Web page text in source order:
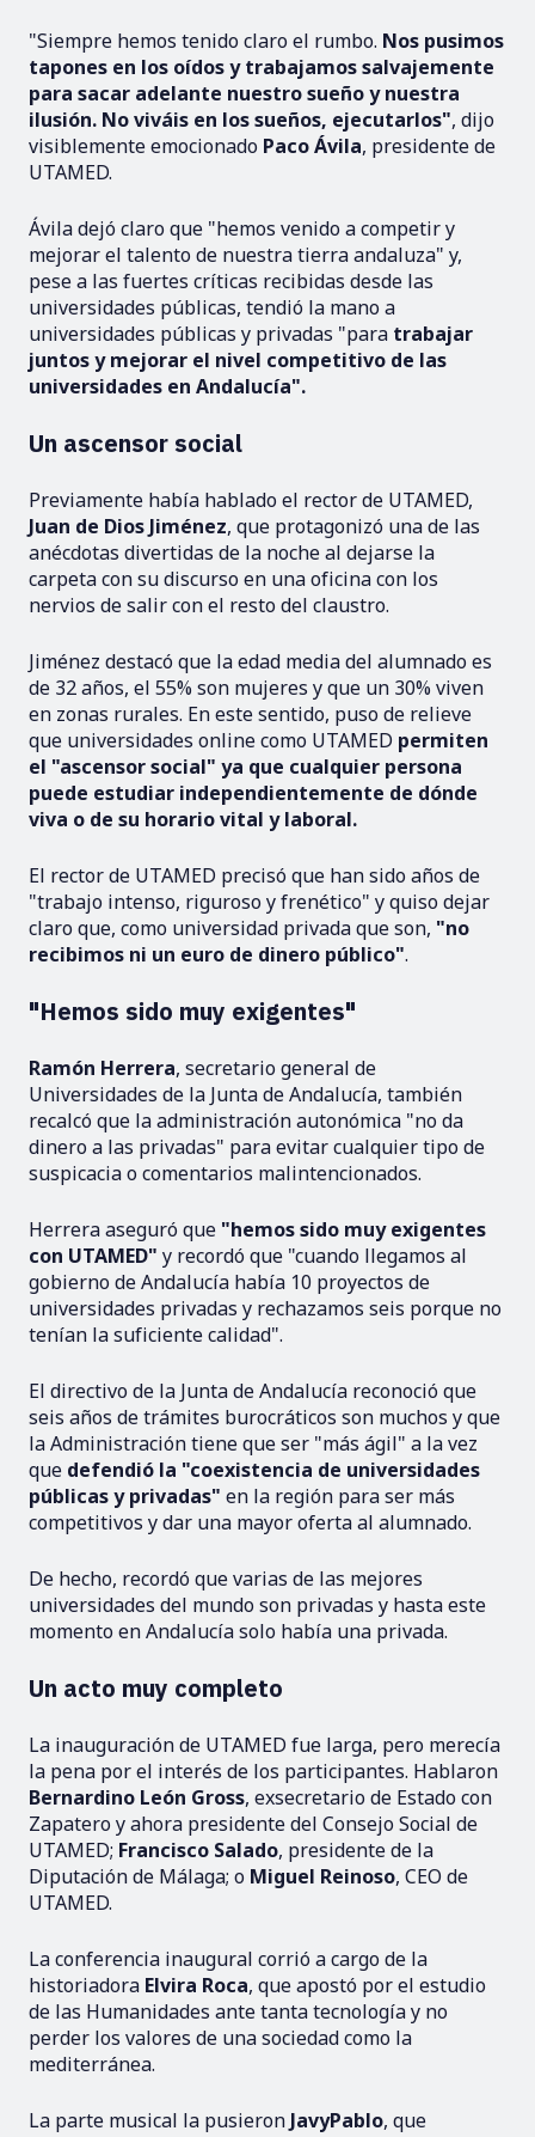
"Siempre hemos tenido claro el rumbo. Nos pusimos
tapones en los oídos y trabajamos salvajemente
para sacar adelante nuestro sueño y nuestra
ilusión. No viváis en los sueños, ejecutarlos", dijo
visiblemente emocionado Paco Ávila, presidente de
UTAMED.
Ávila dejó claro que "hemos venido a competir y
mejorar el talento de nuestra tierra andaluza" y,
pese a las fuertes críticas recibidas desde las
universidades públicas, tendió la mano a
universidades públicas y privadas "para trabajar
juntos y mejorar el nivel competitivo de las
universidades en Andalucía".
Un ascensor social
Previamente había hablado el rector de UTAMED,
Juan de Dios Jiménez, que protagonizó una de las
anécdotas divertidas de la noche al dejarse la
carpeta con su discurso en una oficina con los
nervios de salir con el resto del claustro.
Jiménez destacó que la edad media del alumnado es
de 32 años, el 55% son mujeres y que un 30% viven
en zonas rurales. En este sentido, puso de relieve
que universidades online como UTAMED permiten
el "ascensor social" ya que cualquier persona
puede estudiar independientemente de dónde
viva o de su horario vital y laboral.
El rector de UTAMED precisó que han sido años de
"trabajo intenso, riguroso y frenético" y quiso dejar
claro que, como universidad privada que son, "no
recibimos ni un euro de dinero público".
"Hemos sido muy exigentes"
Ramón Herrera, secretario general de
Universidades de la Junta de Andalucía, también
recalcó que la administración autonómica "no da
dinero a las privadas" para evitar cualquier tipo de
suspicacia o comentarios malintencionados.
Herrera aseguró que "hemos sido muy exigentes
con UTAMED" y recordó que "cuando llegamos al
gobierno de Andalucía había 10 proyectos de
universidades privadas y rechazamos seis porque no
tenían la suficiente calidad".
El directivo de la Junta de Andalucía reconoció que
seis años de trámites burocráticos son muchos y que
la Administración tiene que ser "más ágil" a la vez
que defendió la "coexistencia de universidades
públicas y privadas" en la región para ser más
competitivos y dar una mayor oferta al alumnado.
De hecho, recordó que varias de las mejores
universidades del mundo son privadas y hasta este
momento en Andalucía solo había una privada.
Un acto muy completo
La inauguración de UTAMED fue larga, pero merecía
la pena por el interés de los participantes. Hablaron
Bernardino León Gross, exsecretario de Estado con
Zapatero y ahora presidente del Consejo Social de
UTAMED; Francisco Salado, presidente de la
Diputación de Málaga; o Miguel Reinoso, CEO de
UTAMED.
La conferencia inaugural corrió a cargo de la
historiadora Elvira Roca, que apostó por el estudio
de las Humanidades ante tanta tecnología y no
perder los valores de una sociedad como la
mediterránea.
La parte musical la pusieron JavyPablo, que